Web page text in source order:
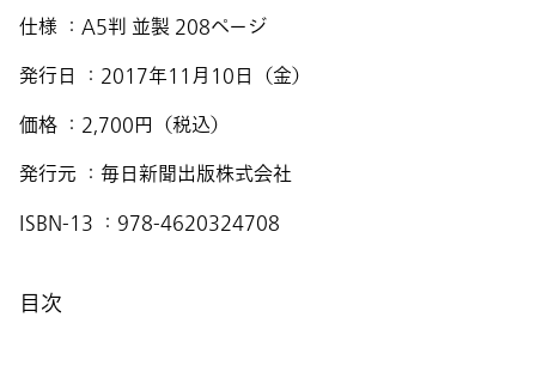
仕様 ：A5判 並製 208ページ
発行日 ：2017年11月10日（金）
価格 ：2,700円（税込）
発行元 ：毎日新聞出版株式会社
ISBN-13 ：978-4620324708
目次